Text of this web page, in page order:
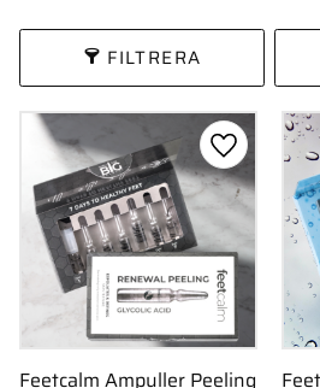
FILTRERA
Feetcalm Ampuller Peeling
Lägg till i